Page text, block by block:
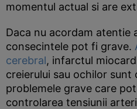
momentul actual si are
Daca nu acordam atentie
consecintele pot fi grave.
cerebral, infarctul
creierului sau ochilor sunt
problemele grave care
controlarea tensiunii